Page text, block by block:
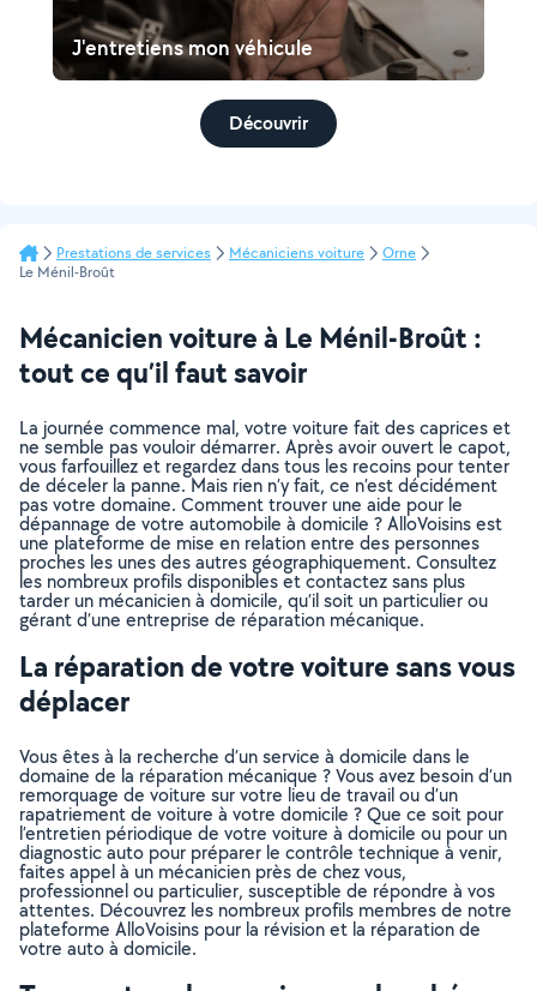
J'entretiens mon véhicule
Découvrir
Prestations de services Mécaniciens voiture
Orne
Le Ménil-Broût
Mécanicien voiture à Le Ménil-Broût :
tout ce qu’il faut savoir
La journée commence mal, votre voiture fait des caprices et
ne semble pas vouloir démarrer. Après avoir ouvert le capot,
vous farfouillez et regardez dans tous les recoins pour tenter
de déceler la panne. Mais rien n’y fait, ce n’est décidément
pas votre domaine. Comment trouver une aide pour le
dépannage de votre automobile à domicile ? AlloVoisins est
une plateforme de mise en relation entre des personnes
proches les unes des autres géographiquement. Consultez
les nombreux profils disponibles et contactez sans plus
tarder un mécanicien à domicile, qu’il soit un particulier ou
gérant d’une entreprise de réparation mécanique.
La réparation de votre voiture sans vous
déplacer
Vous êtes à la recherche d’un service à domicile dans le
domaine de la réparation mécanique ? Vous avez besoin d’un
remorquage de voiture sur votre lieu de travail ou d’un
rapatriement de voiture à votre domicile ? Que ce soit pour
l’entretien périodique de votre voiture à domicile ou pour un
diagnostic auto pour préparer le contrôle technique à venir,
faites appel à un mécanicien près de chez vous,
professionnel ou particulier, susceptible de répondre à vos
attentes. Découvrez les nombreux profils membres de notre
plateforme AlloVoisins pour la révision et la réparation de
votre auto à domicile.